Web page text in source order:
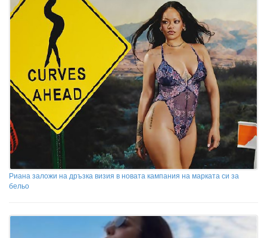
Риана заложи на дръзка визия в новата кампания на марката си за
бельо